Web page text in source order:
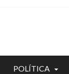
POLÍTICA